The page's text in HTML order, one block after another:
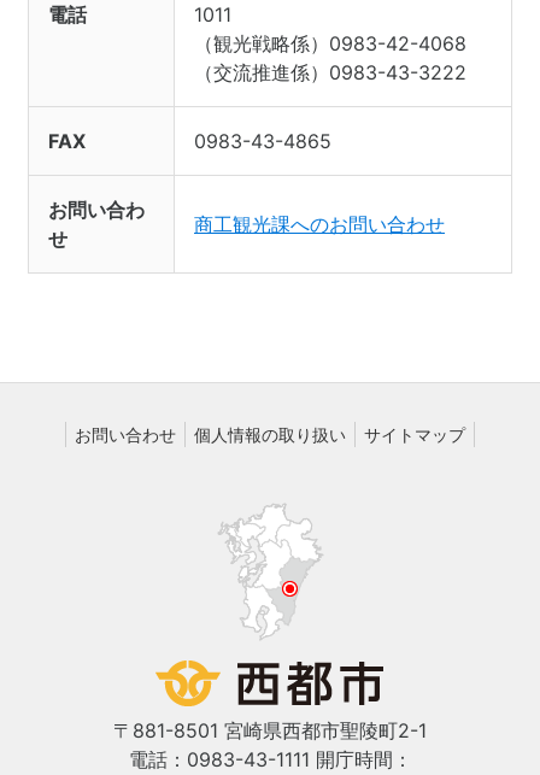
電話
1011
（観光戦略係）0983-42-4068
（交流推進係）0983-43-3222
FAX 0983-43-4865
お問い合わ
せ
商工観光課へのお問い合わせ
お問い合わせ 個人情報の取り扱い サイトマップ
〒881-8501 宮崎県西都市聖陵町2-1
電話：0983-43-1111 開庁時間：